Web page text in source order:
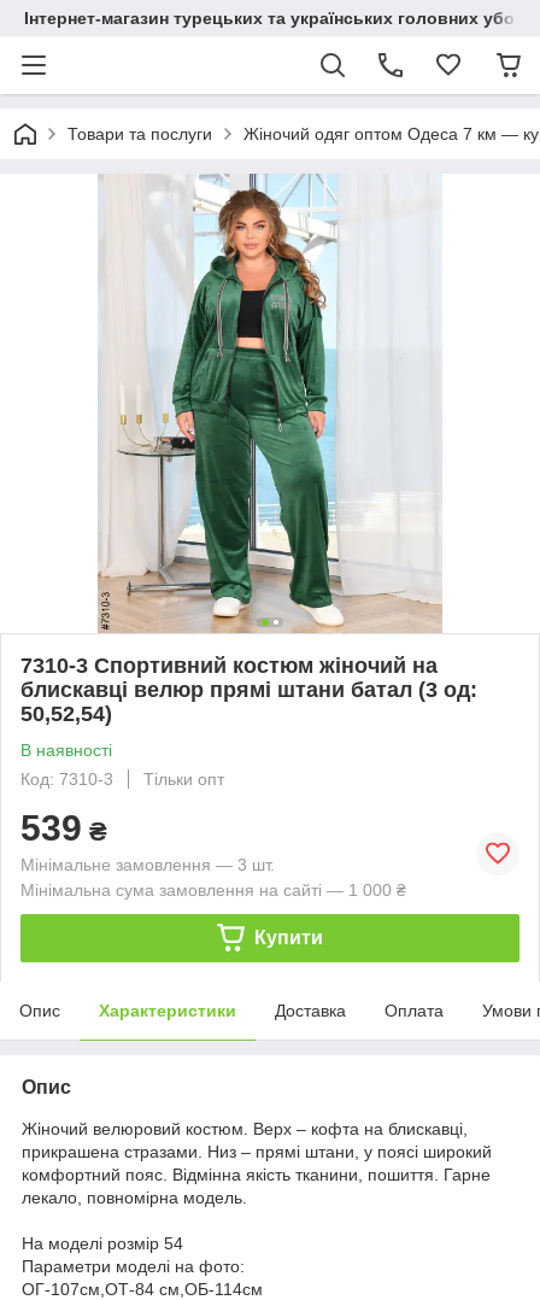
Інтернет-магазин турецьких та українських головних
Товари та послуги Жіночий одяг оптом Одеса 7 км —
7310-3 Спортивний костюм жіночий на
блискавці велюр прямі штани батал (3 од:
50,52,54)
В наявності
Код: 7310-3
Тільки опт
539 ₴
Мінімальне замовлення — 3 шт.
Мінімальна сума замовлення на сайті — 1 000 ₴
Купити
Опис Характеристики Доставка Оплата Умови
Опис
Жіночий велюровий костюм. Верх – кофта на блискавці,
прикрашена стразами. Низ – прямі штани, у поясі широкий
комфортний пояс. Відмінна якість тканини, пошиття. Гарне
лекало, повномірна модель.
На моделі розмір 54
Параметри моделі на фото:
ОГ-107см,ОТ-84 см,ОБ-114см